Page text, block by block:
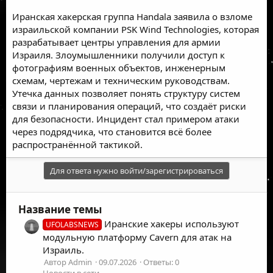
Иранская хакерская группа Handala заявила о взломе
израильской компании PSK Wind Technologies, которая
разрабатывает центры управления для армии
Израиля. Злоумышленники получили доступ к
фотографиям военных объектов, инженерным
схемам, чертежам и техническим руководствам.
Утечка данных позволяет понять структуру систем
связи и планирования операций, что создаёт риски
для безопасности. Инцидент стал примером атаки
через подрядчика, что становится всё более
распространённой тактикой.
Для ответа нужно войти/зарегистрироваться
Название темы
UFOLABSNEWS
Иранские хакеры используют
модульную платформу Cavern для атак на
Израиль.
Автор Admin 09.07.2026
Ответы: 0